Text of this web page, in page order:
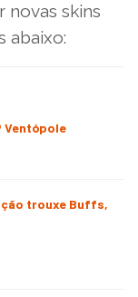
novas skins
abaixo:
Ventópole
trouxe Buffs,